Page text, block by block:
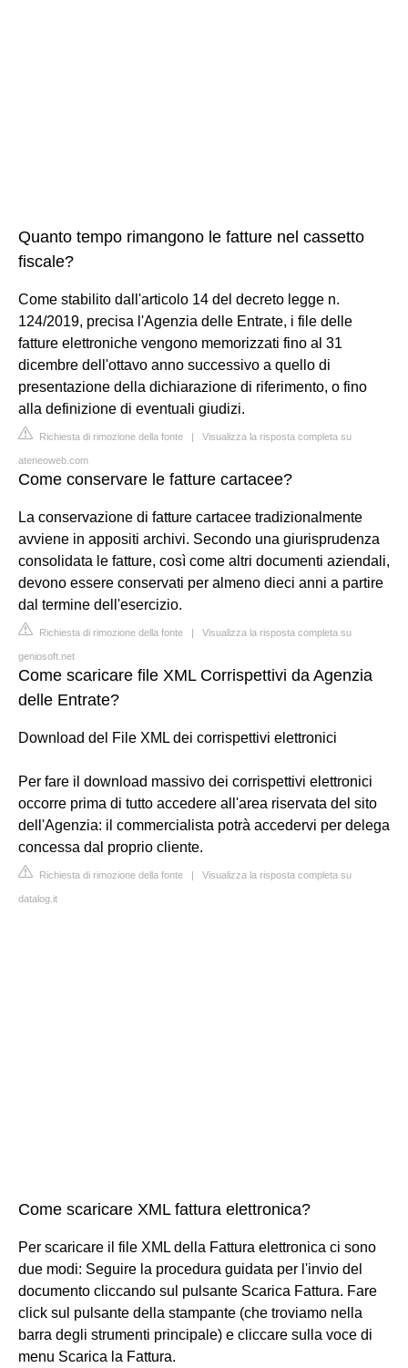
Quanto tempo rimangono le fatture nel cassetto
fiscale?
Come stabilito dall'articolo 14 del decreto legge n.
124/2019, precisa l'Agenzia delle Entrate, i file delle
fatture elettroniche vengono memorizzati fino al 31
dicembre dell'ottavo anno successivo a quello di
presentazione della dichiarazione di riferimento, o fino
alla definizione di eventuali giudizi.
Richiesta di rimozione della fonte | Visualizza la risposta completa su
ateneoweb.com
Come conservare le fatture cartacee?
La conservazione di fatture cartacee tradizionalmente
avviene in appositi archivi. Secondo una giurisprudenza
consolidata le fatture, così come altri documenti aziendali,
devono essere conservati per almeno dieci anni a partire
dal termine dell'esercizio.
Richiesta di rimozione della fonte | Visualizza la risposta completa su
geniosoft.net
Come scaricare file XML Corrispettivi da Agenzia
delle Entrate?
Download del File XML dei corrispettivi elettronici
Per fare il download massivo dei corrispettivi elettronici
occorre prima di tutto accedere all'area riservata del sito
dell'Agenzia: il commercialista potrà accedervi per delega
concessa dal proprio cliente.
Richiesta di rimozione della fonte | Visualizza la risposta completa su
datalog.it
Come scaricare XML fattura elettronica?
Per scaricare il file XML della Fattura elettronica ci sono
due modi: Seguire la procedura guidata per l'invio del
documento cliccando sul pulsante Scarica Fattura. Fare
click sul pulsante della stampante (che troviamo nella
barra degli strumenti principale) e cliccare sulla voce di
menu Scarica la Fattura.